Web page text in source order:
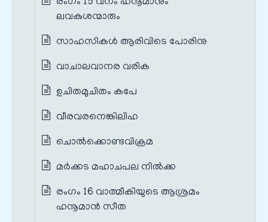
രംഗം 15 വനം ഹനൂമാനും
ലവകുശന്മാരും
സാഹസികള്‍ ആരിവിടെ പോരിനു
വാചാലവാനര വരിക
ഉചിതമുചിതം കപേ
വീരവരനെങ്കിലിഹ
ചൊല്‍ക്കൊണ്ടവിക്രമ
മര്‍ക്കട മഹാചപല നിൽക്ക
രംഗം 16 വാത്മീകിയുടെ ആശ്രമം
ഹനൂമാൻ സീത